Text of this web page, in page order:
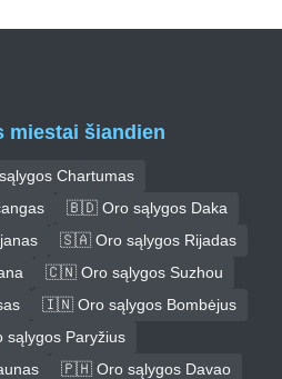
miestai šiandien
Chartumas
🇧🇩 Oro sąlygos Daka
🇸🇦 Oro sąlygos Rijadas
🇨🇳 Oro sąlygos Suzhou
🇮🇳 Oro sąlygos Bombėjus
Paryžius
🇵🇭 Oro sąlygos Davao